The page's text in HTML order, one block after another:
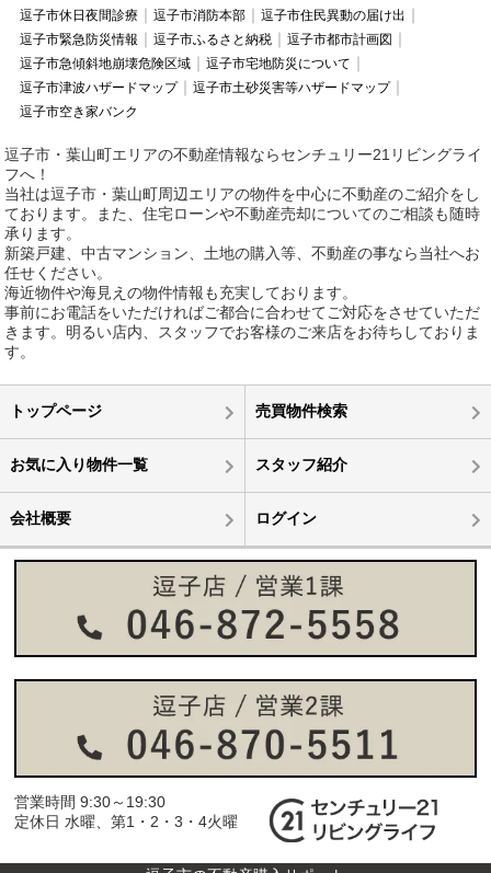
逗子市休日夜間診療
逗子市消防本部
逗子市住民異動の届け出
逗子市緊急防災情報
逗子市ふるさと納税
逗子市都市計画図
逗子市急傾斜地崩壊危険区域
逗子市宅地防災について
逗子市津波ハザードマップ
逗子市土砂災害等ハザードマップ
逗子市空き家バンク
逗子市・葉山町エリアの不動産情報ならセンチュリー21リビングライ
フへ！
当社は逗子市・葉山町周辺エリアの物件を中心に不動産のご紹介をし
ております。また、住宅ローンや不動産売却についてのご相談も随時
承ります。
新築戸建、中古マンション、土地の購入等、不動産の事なら当社へお
任せください。
海近物件や海見えの物件情報も充実しております。
事前にお電話をいただければご都合に合わせてご対応をさせていただ
きます。明るい店内、スタッフでお客様のご来店をお待ちしておりま
す。
トップページ 売買物件検索
お気に入り物件一覧 スタッフ紹介
会社概要 ログイン
営業時間 9:30～19:30
定休日 水曜、第1・2・3・4火曜